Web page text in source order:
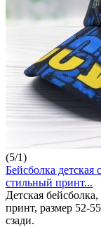
(5/1)
Бейсболка детская
стильный принт...
Детская
принт, размер 52-
сзади.